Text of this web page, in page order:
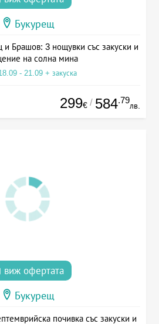
Букурещ
и Брашов: 3 нощувки със закуски и
на солна мина
- 21.09 + закуска
299€ / 584.79
лв.
виж офертата
Букурещ
почивка със закуски и